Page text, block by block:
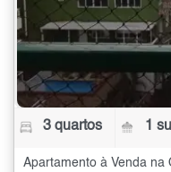
3 quartos 1
Apartamento à Venda na